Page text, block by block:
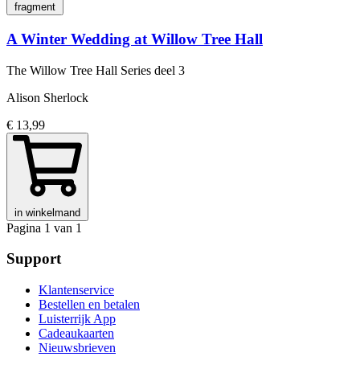
fragment
A Winter Wedding at Willow Tree Hall
The Willow Tree Hall Series deel 3
Alison Sherlock
€ 13,99
in winkelmand
Pagina 1 van 1
Support
Klantenservice
Bestellen en betalen
Luisterrijk App
Cadeaukaarten
Nieuwsbrieven